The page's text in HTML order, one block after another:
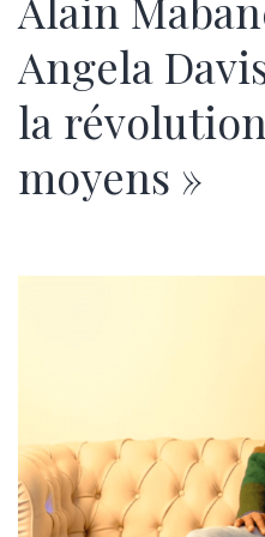
Angela
la
moyens »